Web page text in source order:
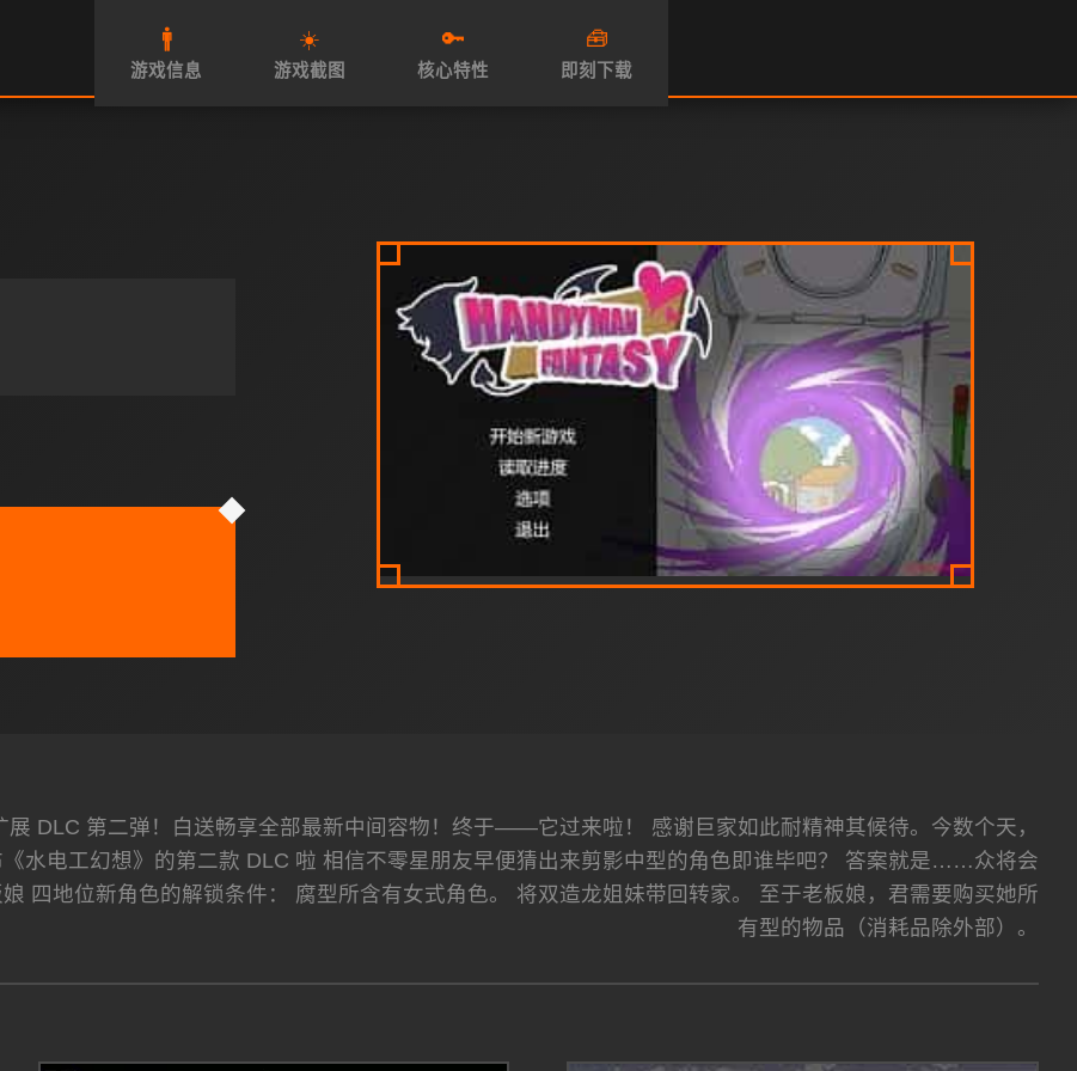
🚹
游戏信息
☀️
游戏截图
🔑
核心特性
🧰
即刻下载
展 DLC 第二弹！白送畅享全部最新中间容物！终于——它过来啦！ 感谢巨家如此耐精神其候待。今数个天，
水电工幻想》的第二款 DLC 啦 相信不零星朋友早便猜出来剪影中型的角色即谁毕吧？ 答案就是……众将会
四地位新角色的解锁条件： 腐型所含有女式角色。 将双造龙姐妹带回转家。 至于老板娘，君需要购买她所
有型的物品（消耗品除外部）。